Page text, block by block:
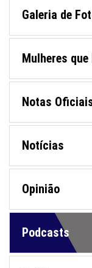
Galeria de
Mulheres
Notas
Notícias
Opinião
Podcasts